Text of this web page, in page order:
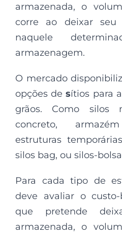
armazenada, o
corre ao deixar seu
naquele
armazenagem.
O mercado
opções desítios para
grãos. Como silos
concreto,
estruturas
silos bag, ou silos-
Para cada tipo de
deve avaliar o
que pretende
armazenada, o